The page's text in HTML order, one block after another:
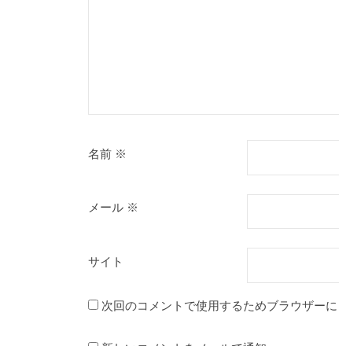
名前 ※
メール ※
サイト
次回のコメントで使用するためブラウザー